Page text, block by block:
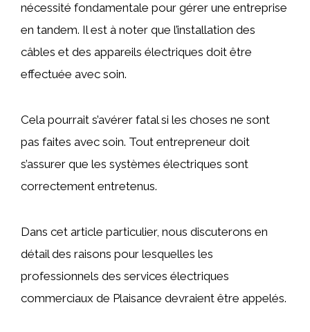
nécessité fondamentale pour gérer une entreprise
en tandem. Il est à noter que l’installation des
câbles et des appareils électriques doit être
effectuée avec soin.
Cela pourrait s’avérer fatal si les choses ne sont
pas faites avec soin. Tout entrepreneur doit
s’assurer que les systèmes électriques sont
correctement entretenus.
Dans cet article particulier, nous discuterons en
détail des raisons pour lesquelles les
professionnels des services électriques
commerciaux de Plaisance devraient être appelés.